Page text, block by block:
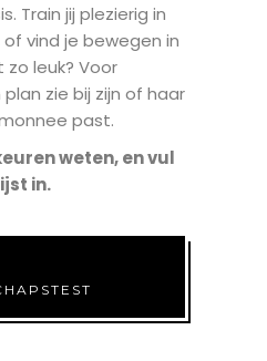
Train jij plezierig in
vind je bewegen in
leuk? Voor
zie bij zijn of haar
past.
weten, en vul
in.